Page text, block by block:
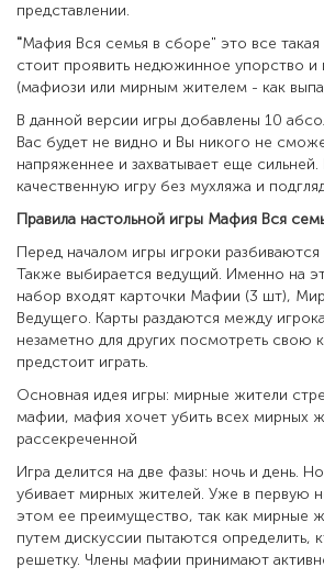
представлении.
"Мафия Вся семья в сборе" это все
стоит проявить недюжинное упорство и
(мафиози или мирным жителем - как
В данной версии игры добавлены 10
Вас будет не видно и Вы никого не
напряженнее и захватывает еще
качественную игру без мухляжа и
Правила настольной игры Мафия Вся
Перед началом игры игроки
Также выбирается ведущий. Именно на
набор входят карточки Мафии (3 шт),
Ведущего. Карты раздаются между
незаметно для других посмотреть свою
предстоит играть.
Основная идея игры: мирные жители
мафии, мафия хочет убить всех мирных
рассекреченной
Игра делится на две фазы: ночь и день.
убивает мирных жителей. Уже в первую
этом ее преимущество, так как мирные
путем дискуссии пытаются определить,
решетку. Члены мафии принимают